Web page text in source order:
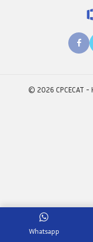
© 2026 CPCECAT -
Whatsapp